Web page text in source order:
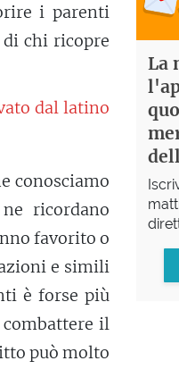
i parenti
di chi ricopre
dal latino
conosciamo
ricordano
favorito o
e simili
è forse più
combattere il
può molto
La